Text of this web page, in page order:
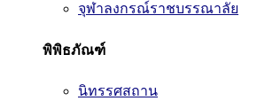
จุฬาลงกรณ์ราชบรรณาลัย
พิพิธภัณฑ์
นิทรรศสถาน